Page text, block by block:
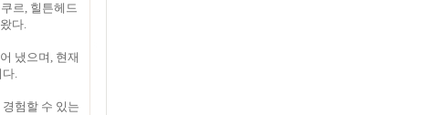
르, 힐튼헤드
다.
냈으며, 현재
다.
험할 수 있는